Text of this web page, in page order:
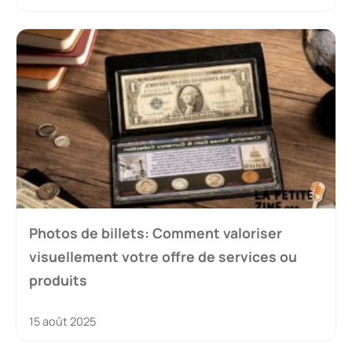
Photos de billets: Comment valoriser
visuellement votre offre de services ou
produits
15 août 2025